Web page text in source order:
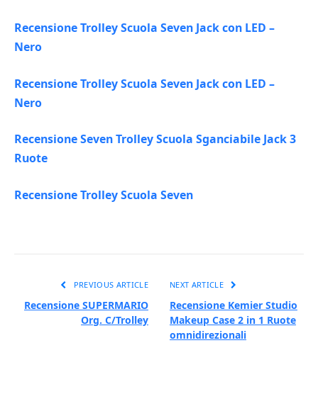
Recensione Trolley Scuola Seven Jack con LED –
Nero
Recensione Trolley Scuola Seven Jack con LED –
Nero
Recensione Seven Trolley Scuola Sganciabile Jack 3
Ruote
Recensione Trolley Scuola Seven
PREVIOUS ARTICLE
Recensione SUPERMARIO
Org. C/Trolley
NEXT ARTICLE
Recensione Kemier Studio
Makeup Case 2 in 1 Ruote
omnidirezionali